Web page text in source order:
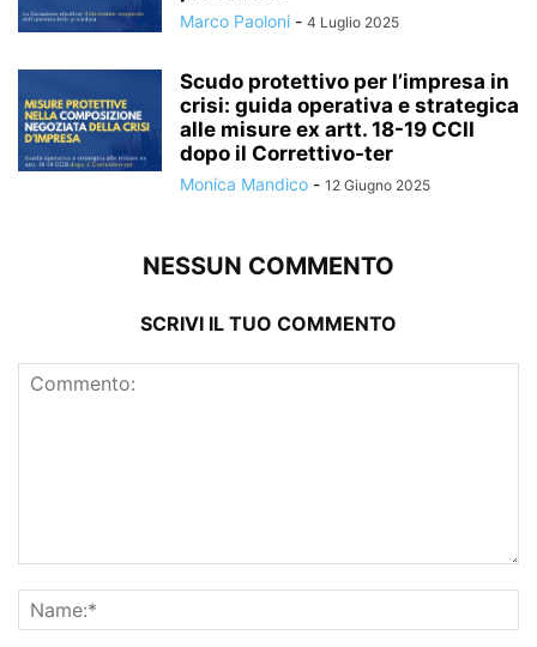
Marco Paoloni - 4 Luglio 2025
Scudo protettivo per l’impresa in
crisi: guida operativa e strategica
alle misure ex artt. 18-19 CCII
dopo il Correttivo-ter
Monica Mandico - 12 Giugno 2025
NESSUN COMMENTO
SCRIVI IL TUO COMMENTO